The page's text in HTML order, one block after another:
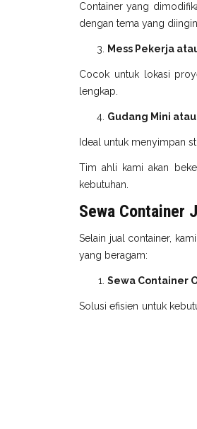
Container yang
dengan tema yang
Mess Pekerja
Cocok untuk lokasi
lengkap.
Gudang Mini
Ideal untuk menyimpan
Tim ahli kami akan
kebutuhan.
Sewa Container
Selain jual container,
yang beragam:
Sewa Container
Solusi efisien untuk